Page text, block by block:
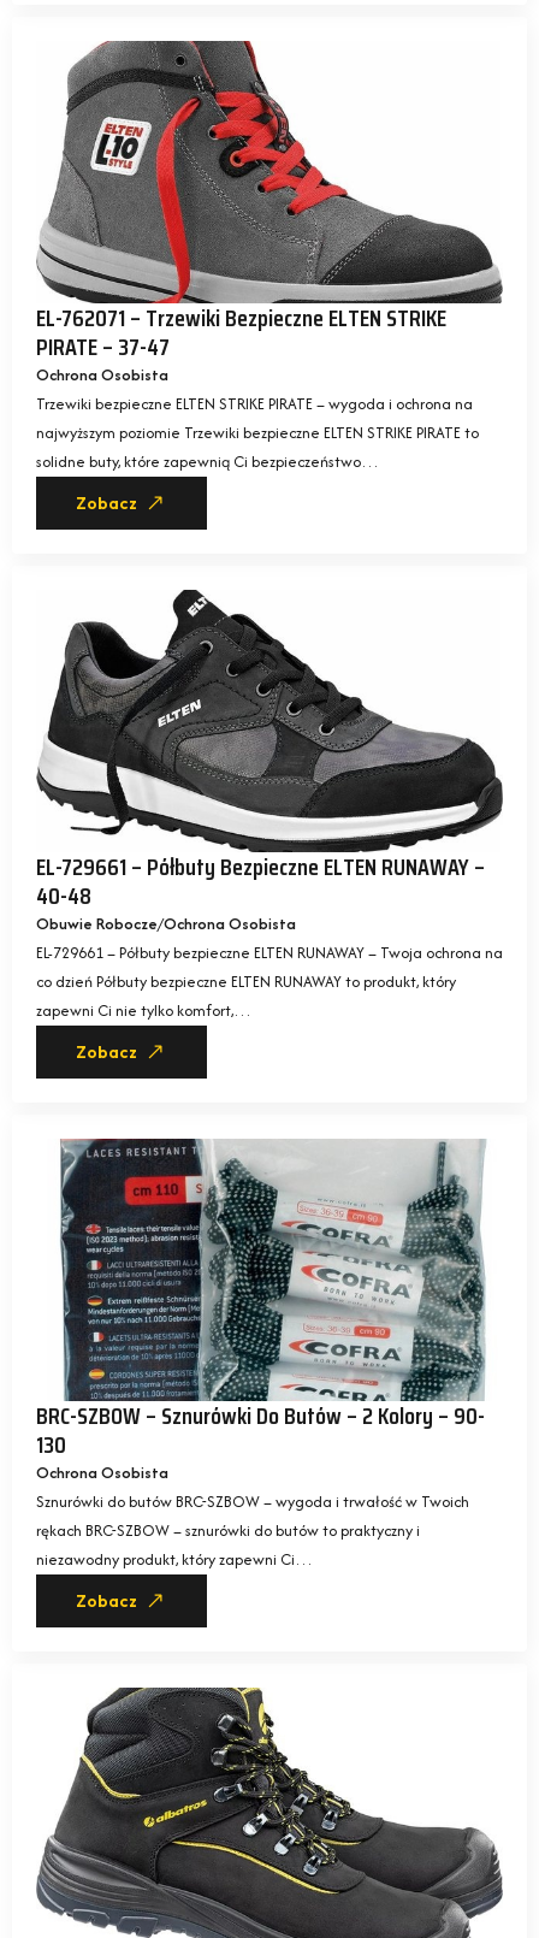
EL-762071 – Trzewiki Bezpieczne ELTEN STRIKE
PIRATE – 37-47
Ochrona Osobista
Trzewiki bezpieczne ELTEN STRIKE PIRATE – wygoda i ochrona na
najwyższym poziomie Trzewiki bezpieczne ELTEN STRIKE PIRATE to
solidne buty, które zapewnią Ci bezpieczeństwo…
Zobacz
EL-729661 – Półbuty Bezpieczne ELTEN RUNAWAY –
40-48
Obuwie Robocze Ochrona Osobista
EL-729661 – Półbuty bezpieczne ELTEN RUNAWAY – Twoja ochrona na
co dzień Półbuty bezpieczne ELTEN RUNAWAY to produkt, który
zapewni Ci nie tylko komfort,…
Zobacz
BRC-SZBOW – Sznurówki Do Butów – 2 Kolory – 90-
130
Ochrona Osobista
Sznurówki do butów BRC-SZBOW – wygoda i trwałość w Twoich
rękach BRC-SZBOW – sznurówki do butów to praktyczny i
niezawodny produkt, który zapewni Ci…
Zobacz